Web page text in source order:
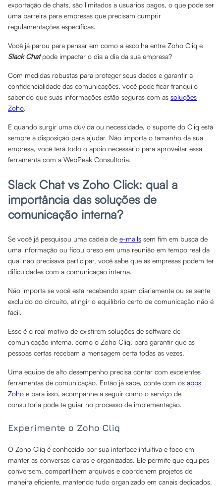
exportação de chats, são limitados a usuários pagos, o que pode ser
uma barreira para empresas que precisam cumprir
regulamentações específicas.
Você já parou para pensar em como a escolha entre Zoho Cliq e
Slack Chatpode impactar o dia a dia da sua empresa?
Com medidas robustas para proteger seus dados e garantir a
confidencialidade das comunicações, você pode ficar tranquilo
sabendo que suas informações estão seguras com as soluções
Zoho.
E quando surgir uma dúvida ou necessidade, o suporte do Cliq está
sempre à disposição para ajudar. Não importa o tamanho da sua
empresa, você terá todo o apoio necessário para aproveitar essa
ferramenta com a WebPeak Consultoria.
Slack Chat vs Zoho Click: qual a
importância das soluções de
comunicação interna?
Se você já pesquisou uma cadeia de e-mails sem fim em busca de
uma informação ou ficou preso em uma reunião em tempo real da
qual não precisava participar, você sabe que as empresas podem ter
dificuldades com a comunicação interna.
Não importa se você está recebendo spam diariamente ou se sente
excluído do circuito, atingir o equilíbrio certo de comunicação não é
fácil.
Esse é o real motivo de existirem soluções de software de
comunicação interna, como o Zoho Cliq, para garantir que as
pessoas certas recebam a mensagem certa todas as vezes.
Uma equipe de alto desempenho precisa contar com excelentes
ferramentas de comunicação. Então já sabe, conte com os apps
Zoho e para isso, acompanhe a seguir como o serviço de
consultoria pode te guiar no processo de implementação.
Experimente o Zoho Cliq
O Zoho Cliq é conhecido por sua interface intuitiva e foco em
manter as conversas claras e organizadas. Ele permite que equipes
conversem, compartilhem arquivos e coordenem projetos de
maneira eficiente, mantendo tudo organizado em canais dedicados.